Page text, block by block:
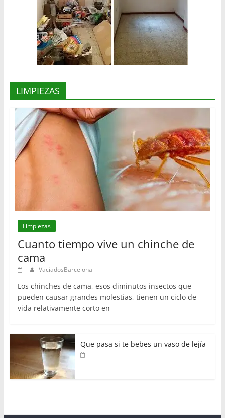
LIMPIEZAS
Limpiezas
Cuanto tiempo vive un chinche de
cama
VaciadosBarcelona
Los chinches de cama, esos diminutos insectos que
pueden causar grandes molestias, tienen un ciclo de
vida relativamente corto en
Que pasa si te bebes un vaso de lejía